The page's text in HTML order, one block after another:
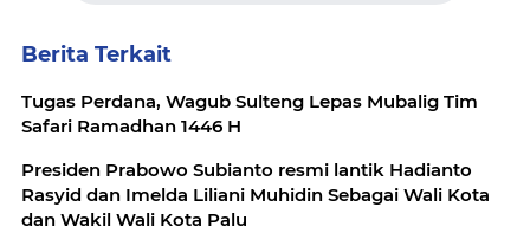
Berita Terkait
Tugas Perdana, Wagub Sulteng Lepas Mubalig Tim
Safari Ramadhan 1446 H
Presiden Prabowo Subianto resmi lantik Hadianto
Rasyid dan Imelda Liliani Muhidin Sebagai Wali Kota
dan Wakil Wali Kota Palu